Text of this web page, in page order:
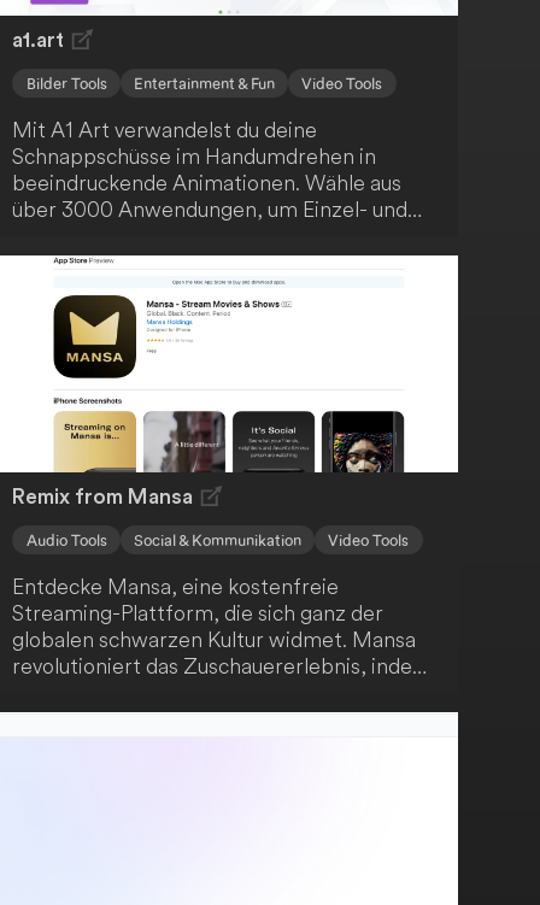
a1.art
Bilder Tools Entertainment & Fun Video Tools
Mit A1 Art verwandelst du deine
Schnappschüsse im Handumdrehen in
beeindruckende Animationen. Wähle aus
über 3000 Anwendungen, um Einzel- und
animieren. Diese innovative Plattform hebt
die Fotobearbeitung auf ein neues Level und
lässt deine Erinnerungen legendär werden.
Remix from Mansa
Audio Tools Social & Kommunikation Video Tools
Entdecke Mansa, eine kostenfreie
Streaming-Plattform, die sich ganz der
globalen schwarzen Kultur widmet. Mansa
revolutioniert das Zuschauererlebnis, indem
Du kannst sogar ausgewählte Titel nach